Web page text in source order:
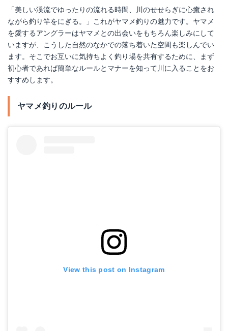
「美しい渓流でゆったりの流れる時間、川のせせらぎに心癒され
ながら釣り竿をにぎる。」これがヤマメ釣りの魅力です。ヤマメ
を愛するアングラーはヤマメとの出会いをもちろん楽しみにして
いますが、こうした自然のなかでの落ち着いた空間も楽しんでい
ます。そこでお互いに気持ちよく釣り場を共有するために、まず
初心者であれば簡単なルールとマナーを知って川に入ることをお
すすめします。
ヤマメ釣りのルール
View this post on Instagram